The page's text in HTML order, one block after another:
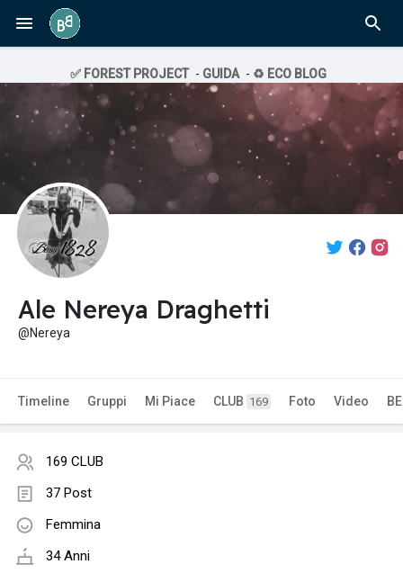
✅ FOREST PROJECT - GUIDA - ♻️ ECO BLOG
Ale Nereya Draghetti
@Nereya
Timeline Gruppi Mi Piace CLUB 169 Foto Video
169 CLUB
37 Post
Femmina
34 Anni